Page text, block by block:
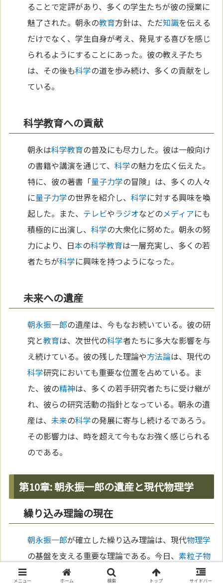
ることで定評があり、多くの学生たちが彼の授業に
魅了された。朝永の教育方針は、ただ知識を伝える
だけでなく、学生自身が考え、発見する喜びを感じ
られるようにすることにあった。彼の教え子たち
は、その後も科学の道を歩み続け、多くの貢献をし
ている。
科学教育への貢献
朝永は科学教育の普及にも尽力した。彼は一般向け
の書籍や講演を通じて、科学の魅力を広く伝えた。
特に、彼の著書「量子力学の冒険」は、多くの人々
に量子力学の世界を紹介し、科学に対する興味を喚
起した。また、 テレビやラジオなどのメディアにも
積極的に出演し、科学の大衆化に努めた。朝永の努
力により、日本の科学教育は一層充実し、多くの若
者たちが科学に興味を持つようになった。
未来への遺産
朝永振一郎の遺産は、今もなお続いている。彼の研
究と教育は、次世代の科学者たちに多大な影響を与
え続けている。彼の残した理論や方法論は、現代の
科学研究においても重要な位置を占めている。ま
た、彼の精神は、多くの若手研究者たちに受け継が
れ、彼らの研究活動の指針となっている。朝永の遺
産は、未来の科学の発展に寄与し続けるであろう。
その影響力は、時を超えて今もなお強く感じられる
のである。
第10章: 朝永振一郎の遺産と現代物理学
繰り込み理論の現在
朝永振一郎が確立した繰り込み理論は、現代物理学
の基盤を支える重要な理論である。今日、素粒子物
の標準理論として知られる「 標準模型
」は、繰
メニュー ホーム 検索 トップ サイドバー